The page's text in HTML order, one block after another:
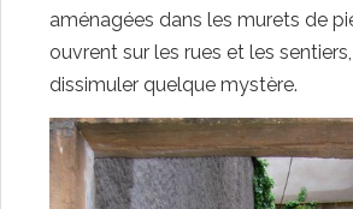
aménagées dans les murets de
ouvrent sur les rues et les
dissimuler quelque mystère.